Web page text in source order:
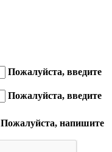
Пожалуйста, введите
Пожалуйста, введите
Пожалуйста, напишите